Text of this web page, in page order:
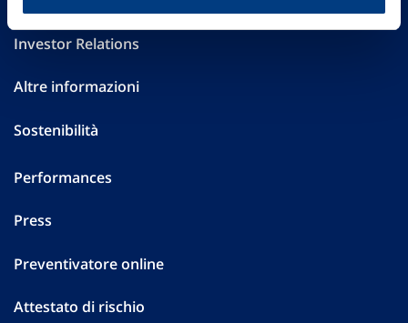
Investor Relations
Altre informazioni
Sostenibilità
Performances
Press
Preventivatore online
Attestato di rischio